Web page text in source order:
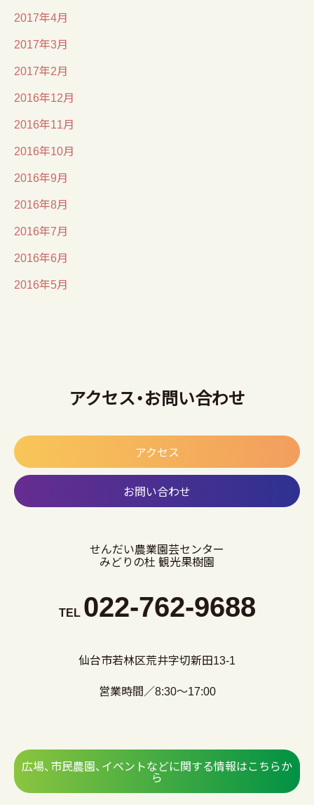
2017年4月
2017年3月
2017年2月
2016年12月
2016年11月
2016年10月
2016年9月
2016年8月
2016年7月
2016年6月
2016年5月
アクセス・お問い合わせ
アクセス
お問い合わせ
せんだい農業園芸センター
みどりの杜 観光果樹園
TEL 022-762-9688
仙台市若林区荒井字切新田13-1
営業時間／8:30～17:00
広場、市民農園、イベントなどに関する情報はこちらか
ら